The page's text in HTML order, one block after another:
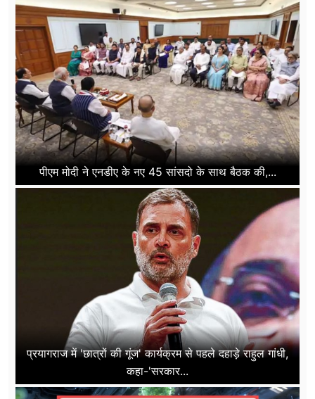
पीएम मोदी ने एनडीए के नए 45 सांसदो के साथ बैठक की,...
प्रयागराज में 'छात्रों की गूंज' कार्यक्रम से पहले दहाड़े राहुल गांधी,
कहा-'सरकार...